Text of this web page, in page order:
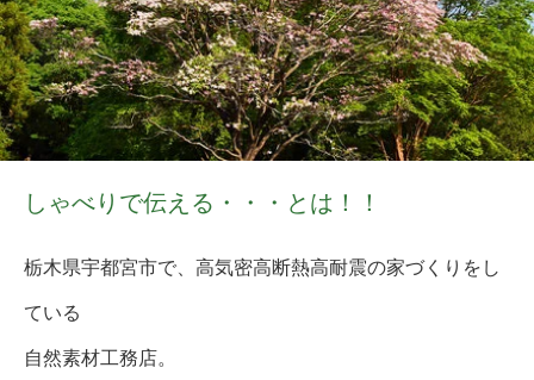
しゃべりで伝える・・・とは！！
栃木県宇都宮市で、高気密高断熱高耐震の家づくりをし
ている
自然素材工務店。